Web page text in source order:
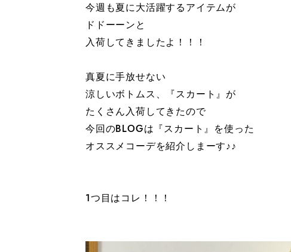
今週も夏に大活躍するアイテムが
ドドーーンと
入荷してきましたよ！！！
真夏に手放せない
涼しいボトムス、『スカート』が
たくさん入荷してきたので
今回のBLOGは『スカート』を使った
オススメコーデを紹介しまーす♪♪
1つ目はコレ！！！